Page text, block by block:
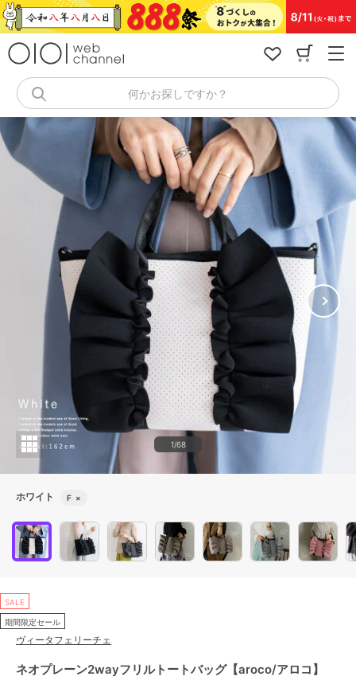
コ
ン
キ
ッ
プ
何かお探しですか？
1/68
ホワイト F ×
SALE
期間限定セール
ヴィータフェリーチェ
ネオプレーン2wayフリルトートバッグ【aroco/アロコ】